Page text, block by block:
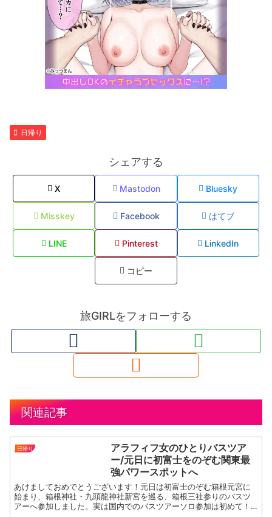
日帰り
シェアする
X Mastodon Bluesky
Misskey Facebook はてブ
LINE Pinterest LinkedIn
コピー
旅GIRLをフォローする
関連記事
日帰り
アラフィフ女のひとりバスツア
ー/元日に初富士をのぞむ関東最
強パワースポットへ
あけましておめでとうございます！元日は初富士のぞむ箱根元宮に
始まり、箱根神社・九頭龍神社新宮を巡る、箱根三社参りのバスツ
アーへ参加しました。実は国内でのバスツアーソロ参加は初めて！